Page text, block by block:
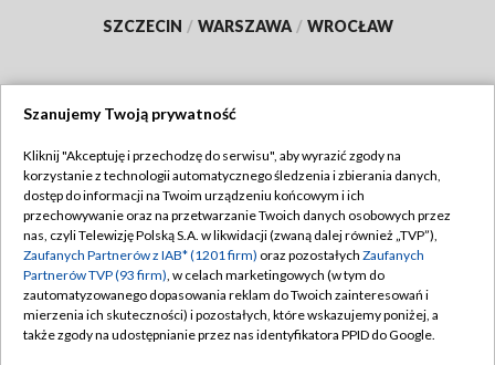
SZCZECIN / WARSZAWA / WROCŁAW
TVP
Abonament TVP
Emisja w TVP
Centrum informacji TVP
Naziemna Telewizja Cyfrowa
Regulamin TVP
Polityka prywatności
Moje zgody
Pomoc
Szanujemy Twoją prywatność
Kliknij "Akceptuję i przechodzę do serwisu", aby wyrazić zgody na
korzystanie z technologii automatycznego śledzenia i zbierania danych,
dostęp do informacji na Twoim urządzeniu końcowym i ich
przechowywanie oraz na przetwarzanie Twoich danych osobowych przez
nas, czyli Telewizję Polską S.A. w likwidacji (zwaną dalej również „TVP”),
Zaufanych Partnerów z IAB* (1201 firm) oraz pozostałych Zaufanych
Partnerów TVP (93 firm), w celach marketingowych (w tym do
zautomatyzowanego dopasowania reklam do Twoich zainteresowań i
mierzenia ich skuteczności) i pozostałych, które wskazujemy poniżej, a
także zgody na udostępnianie przez nas identyfikatora PPID do Google.